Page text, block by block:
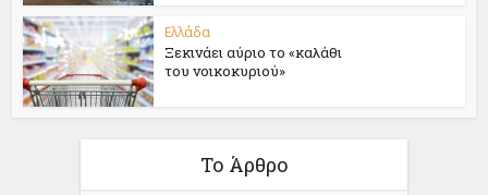
Ελλάδα
Ξεκινάει αύριο το «καλάθι
του νοικοκυριού»
Το Άρθρο